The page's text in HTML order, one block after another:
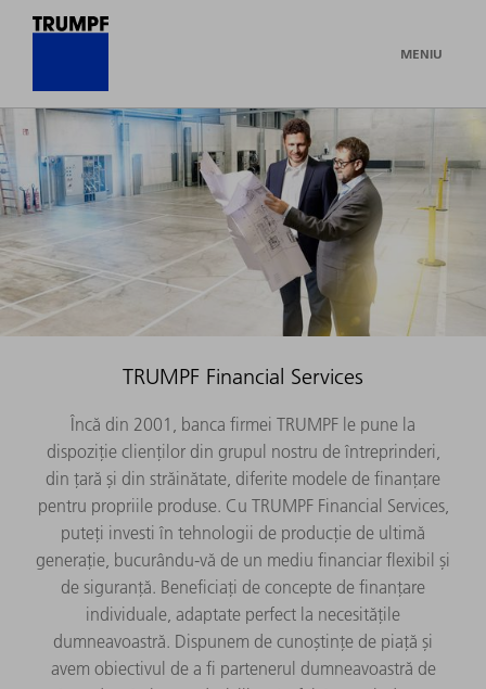
MENIU
TRUMPF Financial Services
Încă din 2001, banca firmei TRUMPF le pune la
dispoziție clienților din grupul nostru de întreprinderi,
din țară și din străinătate, diferite modele de finanțare
pentru propriile produse. Cu TRUMPF Financial Services,
puteți investi în tehnologii de producție de ultimă
generație, bucurându-vă de un mediu financiar flexibil și
de siguranță. Beneficiați de concepte de finanțare
individuale, adaptate perfect la necesitățile
dumneavoastră. Dispunem de cunoștințe de piață și
avem obiectivul de a fi partenerul dumneavoastră de